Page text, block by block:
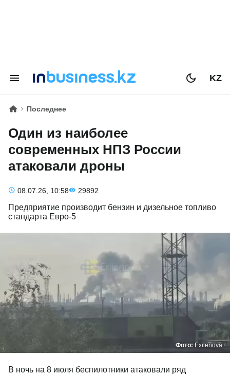
KZ
Последнее
Один из наиболее
современных НПЗ России
атаковали дроны
08.07.26, 10:58 29892
Предприятие производит бензин и дизельное топливо
стандарта Евро-5
Фото: Exilenova+
В ночь на 8 июля беспилотники атаковали ряд